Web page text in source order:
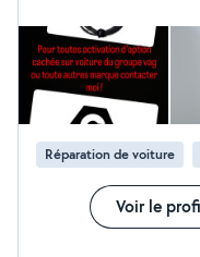
pour
vos véhicules
Réparation de voiture
Voir le